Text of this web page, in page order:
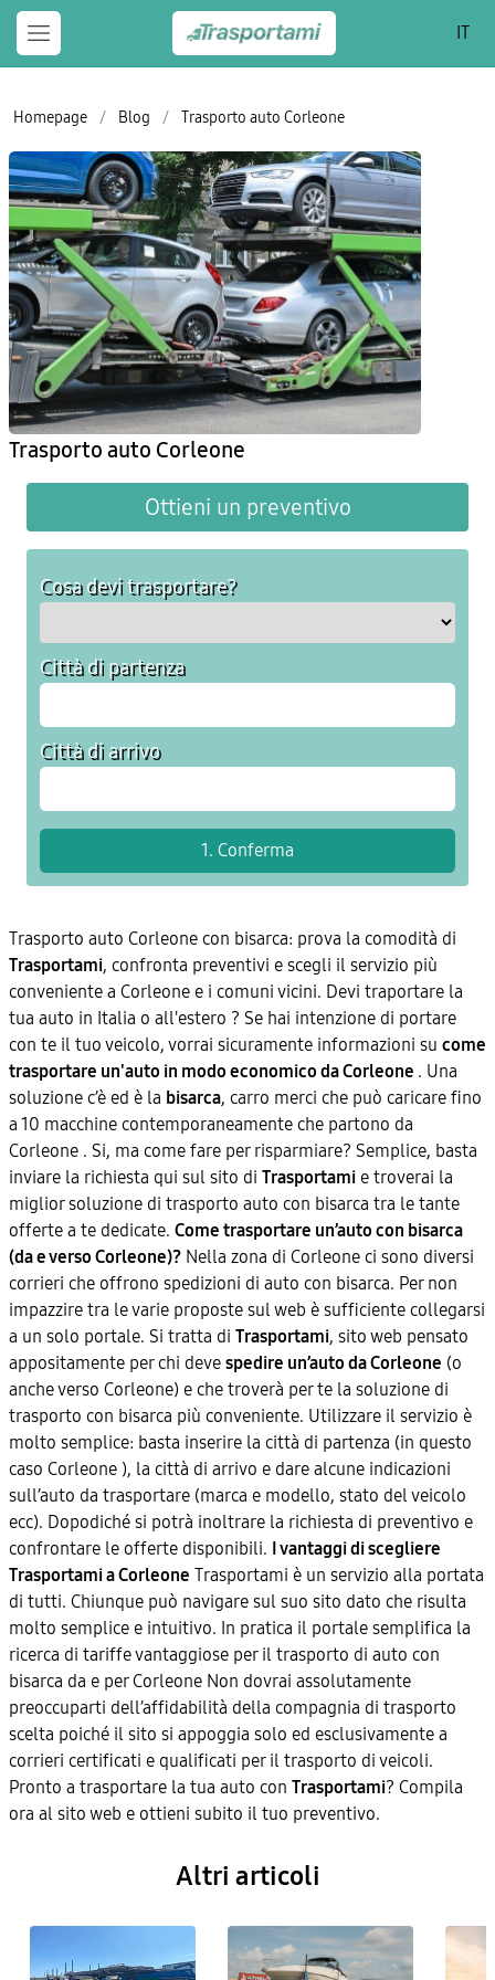
IT
Homepage / Blog / Trasporto auto Corleone
Trasporto auto Corleone
Ottieni un preventivo
Cosa devi trasportare?
Città di partenza
Città di arrivo
Trasporto auto Corleone con bisarca: prova la comodità di
Trasportami, confronta preventivi e scegli il servizio più
conveniente a Corleone e i comuni vicini. Devi traportare la
tua auto in Italia o all'estero ? Se hai intenzione di portare
con te il tuo veicolo, vorrai sicuramente informazioni su come
trasportare un'auto in modo economico da Corleone . Una
soluzione c’è ed è la bisarca, carro merci che può caricare fino
a 10 macchine contemporaneamente che partono da
Corleone . Si, ma come fare per risparmiare? Semplice, basta
inviare la richiesta qui sul sito di Trasportami e troverai la
miglior soluzione di trasporto auto con bisarca tra le tante
offerte a te dedicate. Come trasportare un’auto con bisarca
(da e verso Corleone)? Nella zona di Corleone ci sono diversi
corrieri che offrono spedizioni di auto con bisarca. Per non
impazzire tra le varie proposte sul web è sufficiente collegarsi
a un solo portale. Si tratta di Trasportami, sito web pensato
appositamente per chi deve spedire un’auto da Corleone (o
anche verso Corleone) e che troverà per te la soluzione di
trasporto con bisarca più conveniente. Utilizzare il servizio è
molto semplice: basta inserire la città di partenza (in questo
caso Corleone ), la città di arrivo e dare alcune indicazioni
sull’auto da trasportare (marca e modello, stato del veicolo
ecc). Dopodiché si potrà inoltrare la richiesta di preventivo e
confrontare le offerte disponibili. I vantaggi di scegliere
Trasportami a Corleone Trasportami è un servizio alla portata
di tutti. Chiunque può navigare sul suo sito dato che risulta
molto semplice e intuitivo. In pratica il portale semplifica la
ricerca di tariffe vantaggiose per il trasporto di auto con
bisarca da e per Corleone Non dovrai assolutamente
preoccuparti dell’affidabilità della compagnia di trasporto
scelta poiché il sito si appoggia solo ed esclusivamente a
corrieri certificati e qualificati per il trasporto di veicoli.
Pronto a trasportare la tua auto con Trasportami? Compila
ora al sito web e ottieni subito il tuo preventivo.
Altri articoli